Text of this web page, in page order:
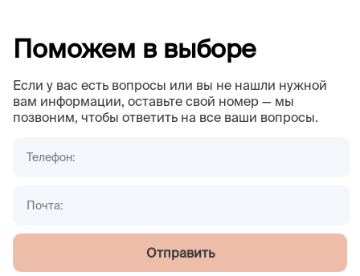
Поможем в выборе
Если у вас есть вопросы или вы не нашли нужной
вам информации, оставьте свой номер — мы
позвоним, чтобы ответить на все ваши вопросы.
Отправить